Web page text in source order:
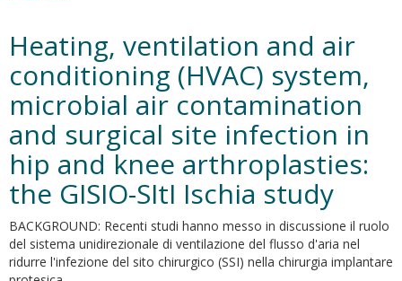
“Last
Supper
IN
THE
BUILDING
PROCESS
Heating, ventilation and air
conditioning (HVAC) system,
microbial air contamination
and surgical site infection in
hip and knee arthroplasties:
the GISIO-SItI Ischia study
BACKGROUND: Recenti studi hanno messo in discussione il ruolo
del sistema unidirezionale di ventilazione del flusso d'aria nel
ridurre l'infezione del sito chirurgico (SSI) nella chirurgia implantare